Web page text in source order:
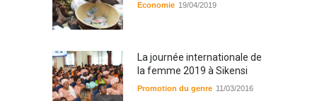
Economie 19/04/2019
La journée internationale de
la femme 2019 à Sikensi
Promotion du genre 11/03/2016